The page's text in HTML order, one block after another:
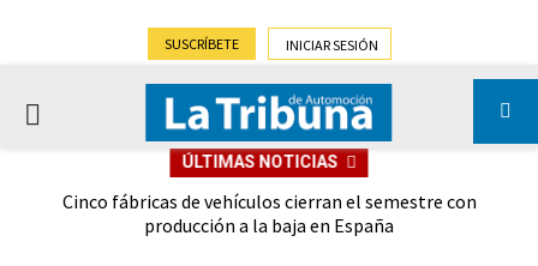
SUSCRÍBETE INICIAR SESIÓN
PRIMARY
ÚLTIMAS NOTICIAS
Cinco fábricas de vehículos cierran el semestre con
producción a la baja en España